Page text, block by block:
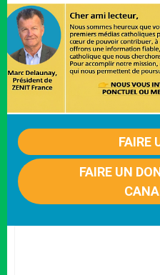
FAIRE
FAIRE UN